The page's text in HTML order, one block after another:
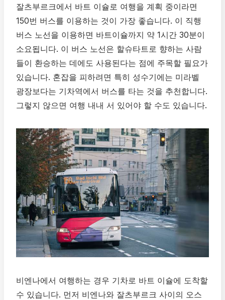
잘츠부르크에서 바트 이슐로 여행을 계획 중이라면
150번 버스를 이용하는 것이 가장 좋습니다. 이 직행
버스 노선을 이용하면 바트이슐까지 약 1시간 30분이
소요됩니다. 이 버스 노선은 할슈타트로 향하는 사람
들이 환승하는 데에도 사용된다는 점에 주목할 필요가
있습니다. 혼잡을 피하려면 특히 성수기에는 미라벨
광장보다는 기차역에서 버스를 타는 것을 추천합니다.
그렇지 않으면 여행 내내 서 있어야 할 수도 있습니다.
비엔나에서 여행하는 경우 기차로 바트 이슐에 도착할
수 있습니다. 먼저 비엔나와 잘츠부르크 사이의 오스